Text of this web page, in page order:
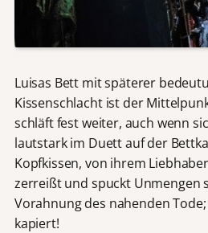
Luisas Bett mit späterer
Kissenschlacht ist der
schläft fest weiter, auch wenn
lautstark im Duett auf der
Kopfkissen, von ihrem
zerreißt und spuckt Unmengen
Vorahnung des nahenden
kapiert!